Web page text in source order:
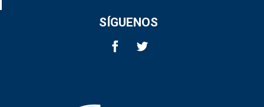
SÍGUENOS